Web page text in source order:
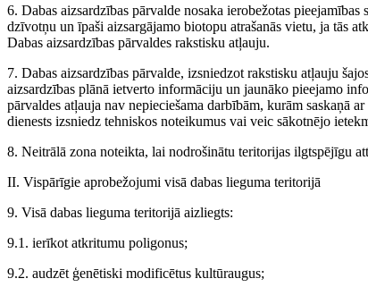
6. Dabas aizsardzības pārvalde nosaka ierobežotas
dzīvotņu un īpaši aizsargājamo biotopu atrašanās vietu, ja tās
Dabas aizsardzības pārvaldes rakstisku atļauju.
7. Dabas aizsardzības pārvalde, izsniedzot rakstisku atļauju
aizsardzības plānā ietverto informāciju un jaunāko pieejamo
pārvaldes atļauja nav nepieciešama darbībām, kurām saskaņā
dienests izsniedz tehniskos noteikumus vai veic sākotnējo
8. Neitrālā zona noteikta, lai nodrošinātu teritorijas ilgtspējīgu
II. Vispārīgie aprobežojumi visā dabas lieguma teritorijā
9. Visā dabas lieguma teritorijā aizliegts:
9.1. ierīkot atkritumu poligonus;
9.2. audzēt ģenētiski modificētus kultūraugus;